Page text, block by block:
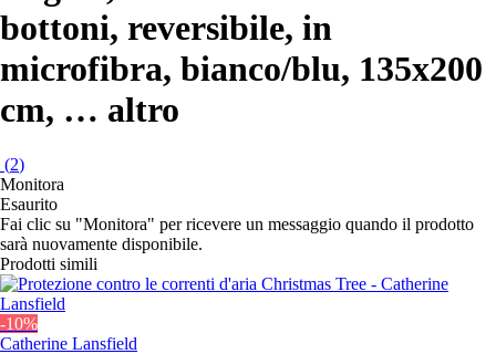
bottoni, reversibile, in
microfibra, bianco/blu, 135x200
cm, … altro
(2)
Monitora
Esaurito
Fai clic su "Monitora" per ricevere un messaggio quando il prodotto
sarà nuovamente disponibile.
Prodotti simili
-10%
Catherine Lansfield